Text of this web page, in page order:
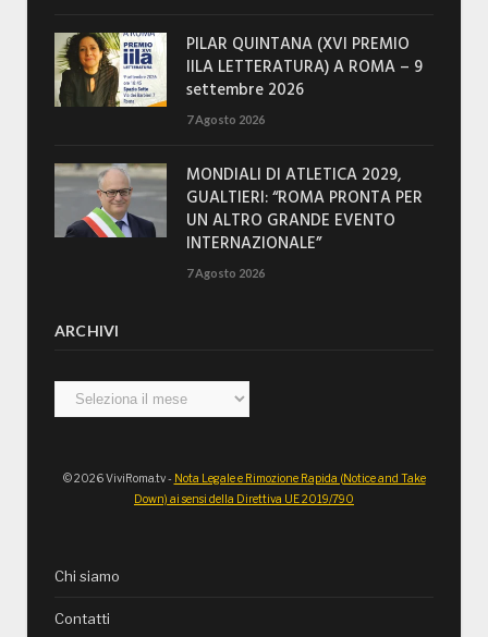
PILAR QUINTANA (XVI PREMIO
IILA LETTERATURA) A ROMA – 9
settembre 2026
7 Agosto 2026
MONDIALI DI ATLETICA 2029,
GUALTIERI: “ROMA PRONTA PER
UN ALTRO GRANDE EVENTO
INTERNAZIONALE”
7 Agosto 2026
ARCHIVI
Archivi
© 2026 ViviRoma.tv - Nota Legale e Rimozione Rapida (Notice and Take
Down) ai sensi della Direttiva UE 2019/790
Chi siamo
Contatti